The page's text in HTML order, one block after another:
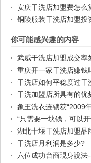
安庆干洗店加盟费怎么
铜陵服装干洗店加盟投
你可能感兴趣的内容
武威干洗店加盟成交率
重庆开一家干洗店赚钱
干洗店如何平稳度过干
干洗加盟店所具有的优
象王洗衣连锁获“2009
“只需要一块钱，可以开
湖北十堰干洗店加盟品
干洗店月利润是多少?
六位成功台商現身說法